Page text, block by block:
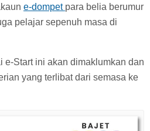
e-dompet para belia berumur
pelajar sepenuh masa di
e-Start ini akan dimaklumkan dan
yang terlibat dari semasa ke